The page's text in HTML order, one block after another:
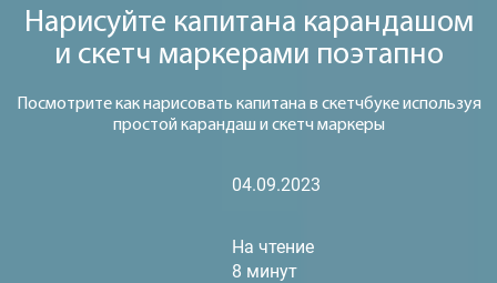
Нарисуйте капитана карандашом
и скетч маркерами поэтапно
Посмотрите как нарисовать капитана в скетчбуке используя
простой карандаш и скетч маркеры
04.09.2023
На чтение
8 минут